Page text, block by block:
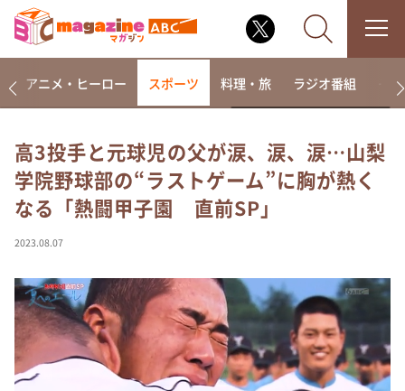
なるみ・岡村の過ぎるTV
相席食堂
これ余談なんですけど・・・
て真剣です
探偵！ナイトスクープ
news おかえり
河合＆A.B.C-Z塚田×福井アナ「なんでやねん！？」
（news おかえり）
アニメ・ヒーロー スポーツ 料理・旅 ラジオ番組 そ
高3投手と元球児の父が涙、涙、涙…山梨
学院野球部の“ラストゲーム”に胸が熱く
なる「熱闘甲子園 直前SP」
2023.08.07